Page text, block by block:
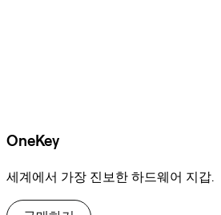
OneKey
세계에서 가장 진보한 하드웨어 지갑.